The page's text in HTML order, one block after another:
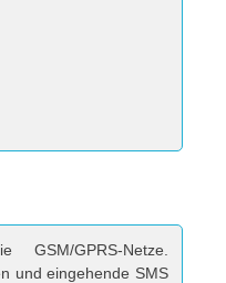
GPRS-Netze.
und eingehende SMS